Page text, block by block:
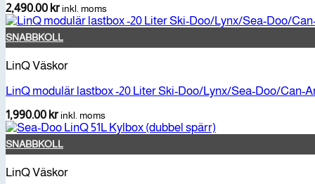
2,490.00 krinkl. moms
SNABBKOLL
LinQ Väskor
LinQ modulär lastbox -20 Liter Ski-Doo/Lynx/Sea-Doo/Can-
1,990.00 krinkl. moms
SNABBKOLL
LinQ Väskor